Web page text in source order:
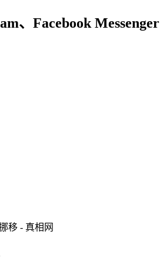
、Facebook Messenger
移 - 真相网